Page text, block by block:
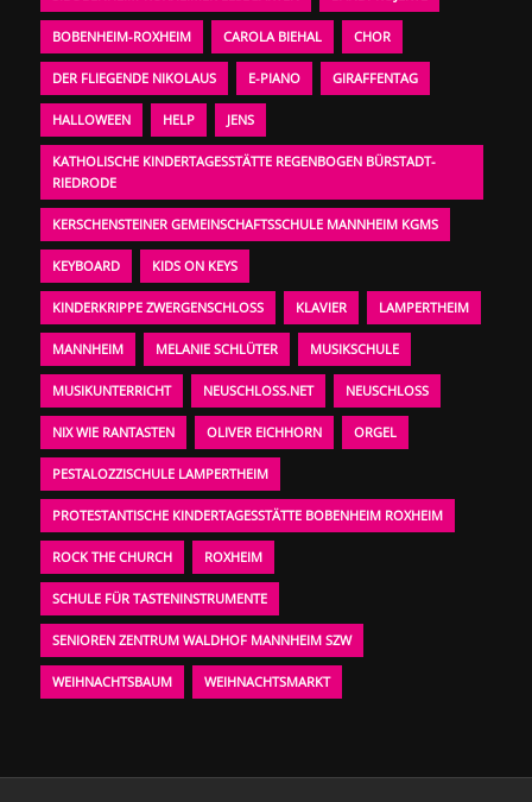
BOBENHEIM-ROXHEIM CAROLA BIEHAL CHOR
DER FLIEGENDE NIKOLAUS E-PIANO GIRAFFENTAG
HALLOWEEN HELP JENS
KATHOLISCHE KINDERTAGESSTÄTTE REGENBOGEN BÜRSTADT-
RIEDRODE
KERSCHENSTEINER GEMEINSCHAFTSSCHULE MANNHEIM KGMS
KEYBOARD KIDS ON KEYS
KINDERKRIPPE ZWERGENSCHLOSS KLAVIER LAMPERTHEIM
MANNHEIM MELANIE SCHLÜTER MUSIKSCHULE
MUSIKUNTERRICHT NEUSCHLOSS.NET NEUSCHLOSS
NIX WIE RANTASTEN OLIVER EICHHORN ORGEL
PESTALOZZISCHULE LAMPERTHEIM
PROTESTANTISCHE KINDERTAGESSTÄTTE BOBENHEIM ROXHEIM
ROCK THE CHURCH ROXHEIM
SCHULE FÜR TASTENINSTRUMENTE
SENIOREN ZENTRUM WALDHOF MANNHEIM SZW
WEIHNACHTSBAUM WEIHNACHTSMARKT